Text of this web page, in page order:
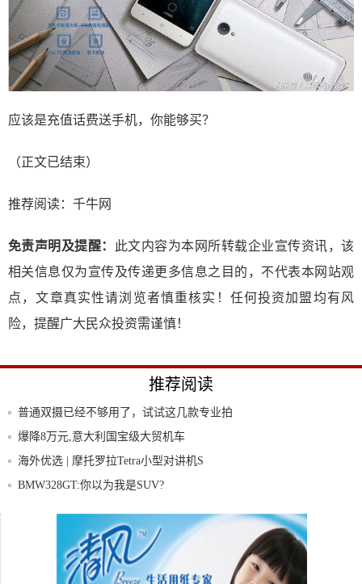
应该是充值话费送手机，你能够买？
（正文已结束）
推荐阅读： 千牛网
免责声明及提醒：
此文内容为本网所转载企业宣传资讯，该
相关信息仅为宣传及传递更多信息之目的，不代表本网站观
点，文章真实性请浏览者慎重核实！任何投资加盟均有风
险，提醒广大民众投资需谨慎！
推荐阅读
普通双摄已经不够用了，试试这几款专业拍
照手机
爆降8万元,意大利国宝级大贸机车
MOTOGU
海外优选 | 摩托罗拉Tetra小型对讲机S
BMW328GT:你以为我是SUV?
小米这款耳机价格刷新业内新低，亲测告诉